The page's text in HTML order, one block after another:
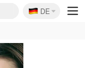
🇩🇪
DE